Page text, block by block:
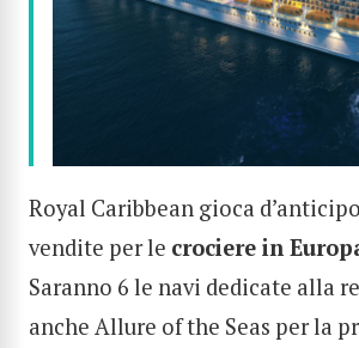
Royal Caribbean gioca
vendite per le crociere in
Saranno 6 le navi dedicate alla
anche Allure of the Seas per la